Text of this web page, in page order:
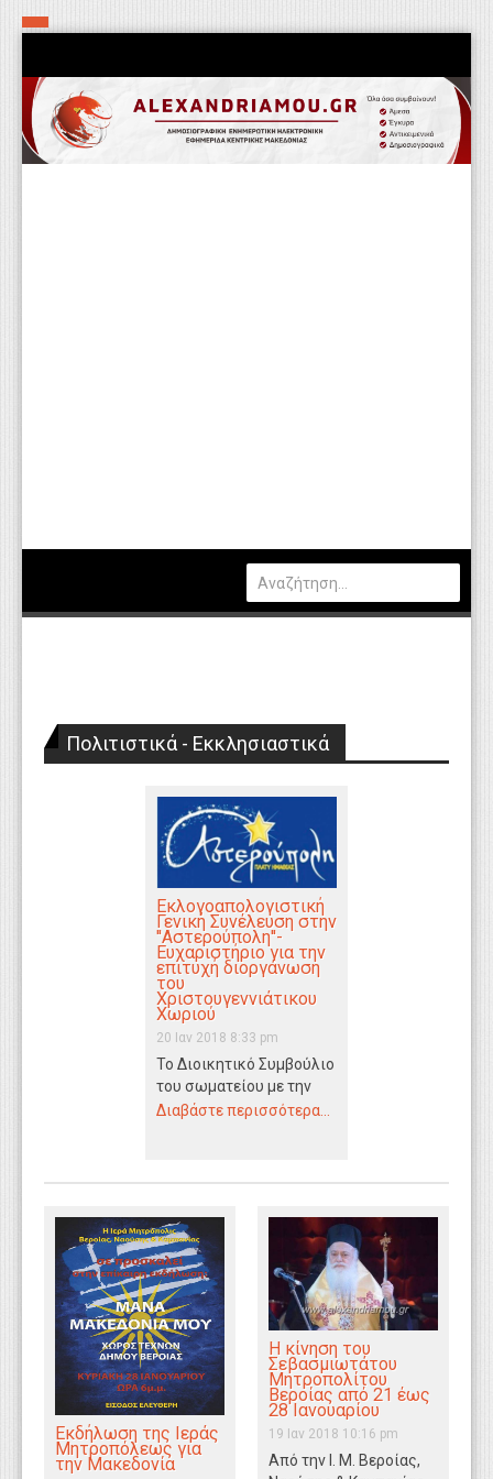
Πολιτιστικά - Εκκλησιαστικά
Εκλογοαπολογιστική
Γενική Συνέλευση στην
''Αστερούπολη''-
Ευχαριστήριο για την
επιτυχή διοργάνωση
του
Χριστουγεννιάτικου
Χωριού
20 Ιαν 2018 8:33 pm
Το Διοικητικό Συμβούλιο
του σωματείου με την
επωνυμία “Πολιτιστικός
Διαβάστε περισσότερα...
Εκδήλωση της Ιεράς
Μητροπόλεως για
την Μακεδονία
Η κίνηση του
Σεβασμιωτάτου
Μητροπολίτου
Βεροίας από 21 έως
28 Ιανουαρίου
19 Ιαν 2018 10:16 pm
Από την Ι. Μ. Βεροίας,
Αρχική
Τα εν δήμω εν οίκω
Πολιτιστικά-Εκκλησιαστικά
Καιρός
Τεχνολογία
Βιβλιοθήκη Απόψεων
Κυτίο Παραπόνων Πολιτών